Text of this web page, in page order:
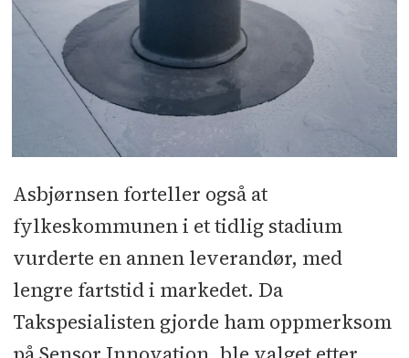
Asbjørnsen forteller også at
fylkeskommunen i et tidlig stadium
vurderte en annen leverandør, med
lengre fartstid i markedet. Da
Takspesialisten gjorde ham oppmerksom